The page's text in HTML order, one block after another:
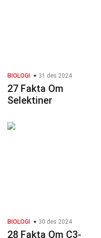
BIOLOGI 31 des 2024
27 Fakta Om
Selektiner
BIOLOGI 30 des 2024
28 Fakta Om C3-